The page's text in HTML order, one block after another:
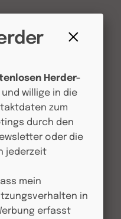
Leitungsheft &
Herder-
und willige in die
zum
durch den
oder die
jederzeit
mein
in
erfasst